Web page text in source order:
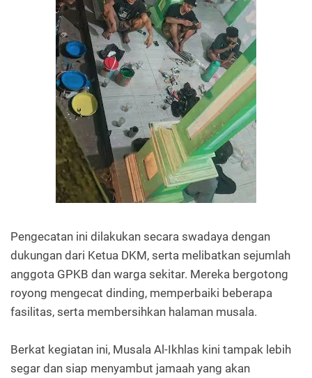
Pengecatan ini dilakukan secara swadaya dengan
dukungan dari Ketua DKM, serta melibatkan sejumlah
anggota GPKB dan warga sekitar. Mereka bergotong
royong mengecat dinding, memperbaiki beberapa
fasilitas, serta membersihkan halaman musala.
Berkat kegiatan ini, Musala Al-Ikhlas kini tampak lebih
segar dan siap menyambut jamaah yang akan